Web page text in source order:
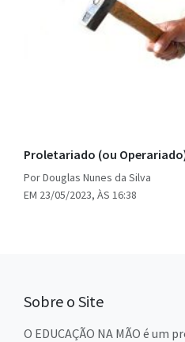
Proletariado (ou
Por Douglas Nunes da Silva
EM 23/05/2023, ÀS 16:38
Sobre o Site
O EDUCAÇÃO NA MÃO é um